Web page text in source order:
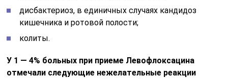
дисбактериоз, в единичных случаях кандидоз
кишечника и ротовой полости;
колиты.
У 1 — 4% больных при приеме Левофлоксацина
отмечали следующие нежелательные реакции